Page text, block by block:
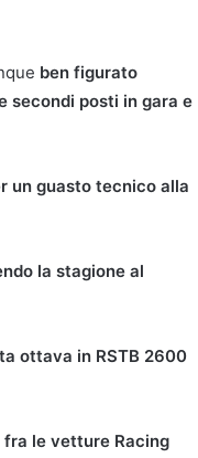
ben figurato
secondi posti in gara e
un guasto tecnico alla
la stagione al
ottava in RSTB 2600
fra le vetture Racing